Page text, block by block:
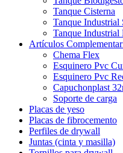
Tanque Cisterna
Tanque Industrial
Tanque Industrial
Artículos
Chema Flex
Esquinero Pvc
Esquinero Pvc
Capuchonplast
Soporte de carga
Placas de yeso
Placas de fibrocemento
Perfiles de drywall
Juntas (cinta y masilla)